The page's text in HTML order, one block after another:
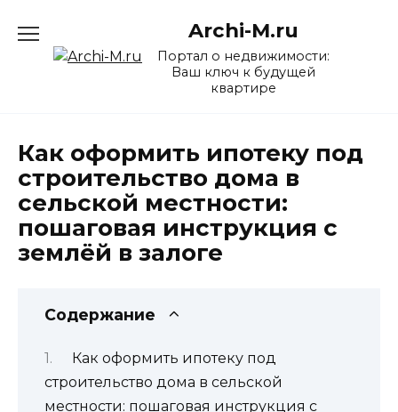
содержанию
Archi-M.ru
Портал о недвижимости:
Ваш ключ к будущей
квартире
Как оформить ипотеку под
строительство дома в
сельской местности:
пошаговая инструкция с
землёй в залоге
Содержание
Как оформить ипотеку под
строительство дома в сельской
местности: пошаговая инструкция с